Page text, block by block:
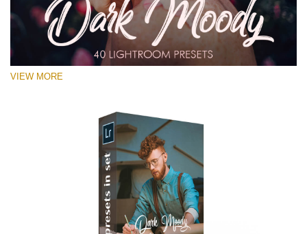
VIEW MORE